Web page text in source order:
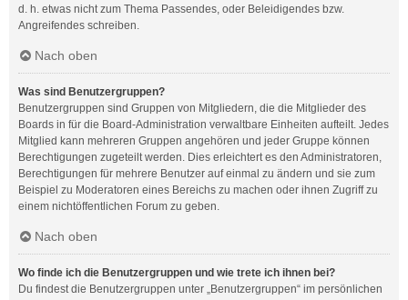
d. h. etwas nicht zum Thema Passendes, oder Beleidigendes bzw.
Angreifendes schreiben.
Nach oben
Was sind Benutzergruppen?
Benutzergruppen sind Gruppen von Mitgliedern, die die Mitglieder des
Boards in für die Board-Administration verwaltbare Einheiten aufteilt. Jedes
Mitglied kann mehreren Gruppen angehören und jeder Gruppe können
Berechtigungen zugeteilt werden. Dies erleichtert es den Administratoren,
Berechtigungen für mehrere Benutzer auf einmal zu ändern und sie zum
Beispiel zu Moderatoren eines Bereichs zu machen oder ihnen Zugriff zu
einem nichtöffentlichen Forum zu geben.
Nach oben
Wo finde ich die Benutzergruppen und wie trete ich ihnen bei?
Du findest die Benutzergruppen unter „Benutzergruppen“ im persönlichen